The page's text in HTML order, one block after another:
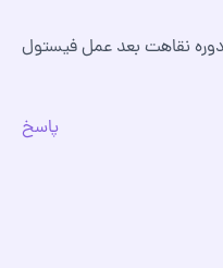
نقاهت بعد عمل فیستول
پاسخ